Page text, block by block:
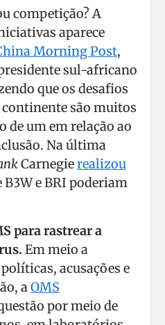
competição? A
aparece
Morning Post,
sul-africano
que os desafios
são muitos
de um em relação ao
Na última
Carnegierealizou
e BRI poderiam
para rastrear a
Em meio a
acusações e
aOMS
por meio de